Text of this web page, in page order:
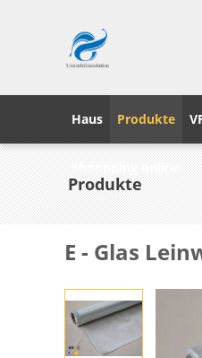
Haus Produkte
Shoppping online
Produkte
E - Glas